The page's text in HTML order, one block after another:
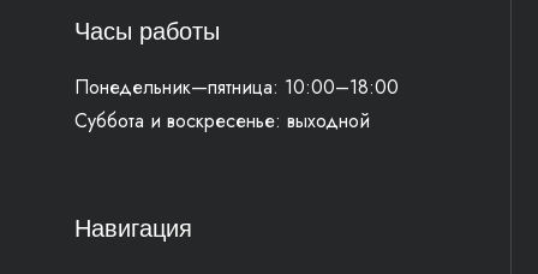
Часы работы
Понедельник—пятница: 10:00–18:00
Суббота и воскресенье: выходной
Навигация